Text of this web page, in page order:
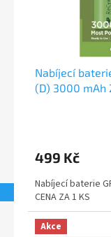
Nabíjecí
(D) 3000 mAh
499 Kč
Nabíjecí baterie
CENA ZA 1 KS
Akce